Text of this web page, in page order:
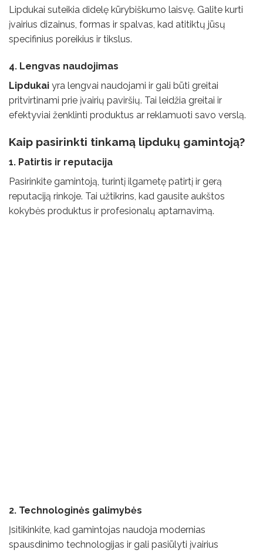
Lipdukai suteikia didelę kūrybiškumo laisvę. Galite kurti
įvairius dizainus, formas ir spalvas, kad atitiktų jūsų
specifinius poreikius ir tikslus.
4. Lengvas naudojimas
Lipdukai yra lengvai naudojami ir gali būti greitai
pritvirtinami prie įvairių paviršių. Tai leidžia greitai ir
efektyviai ženklinti produktus ar reklamuoti savo verslą.
Kaip pasirinkti tinkamą lipdukų gamintoją?
1. Patirtis ir reputacija
Pasirinkite gamintoją, turintį ilgametę patirtį ir gerą
reputaciją rinkoje. Tai užtikrins, kad gausite aukštos
kokybės produktus ir profesionalų aptarnavimą.
2. Technologinės galimybės
Įsitikinkite, kad gamintojas naudoja modernias
spausdinimo technologijas ir gali pasiūlyti įvairius